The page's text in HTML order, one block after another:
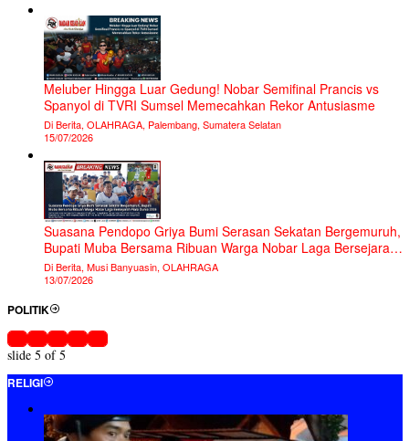
Meluber Hingga Luar Gedung! Nobar Semifinal Prancis vs
Spanyol di TVRI Sumsel Memecahkan Rekor Antusiasme
Di Berita, OLAHRAGA, Palembang, Sumatera Selatan
15/07/2026
Suasana Pendopo Griya Bumi Serasan Sekatan Bergemuruh,
Bupati Muba Bersama Ribuan Warga Nobar Laga Bersejarah
Piala Dunia 2026
Di Berita, Musi Banyuasin, OLAHRAGA
13/07/2026
POLITIK
slide 5 of 5
RELIGI